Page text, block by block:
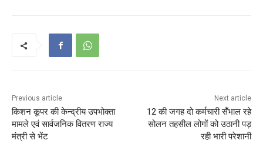
Previous article
किशन कूपर की केन्द्रीय उपभोक्ता
मामले एवं सार्वजनिक वितरण राज्य
मंत्री से भेंट
Next article
12 की जगह दो कर्मचारी सँभाल रहे
सोलन तहसील लोगों को उठानी पड़
रही भारी परेशानी